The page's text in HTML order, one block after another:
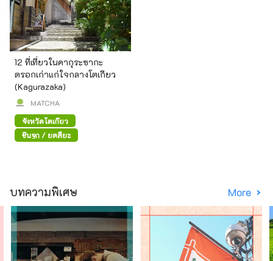
12 ที่เที่ยวในคากุระซากะ
ตรอกเก่าแก่ใจกลางโตเกียว
(Kagurazaka)
MATCHA
จังหวัดโตเกียว
ชินจูกุ / ยตสึยะ
บทความพิเศษ More